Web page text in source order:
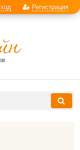
Регистрация